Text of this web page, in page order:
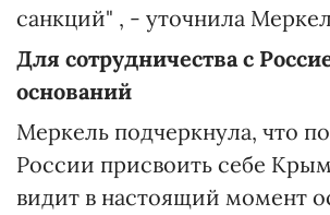
санкций" , - уточнила
Для сотрудничества с
оснований
Меркель подчеркнула, что
России присвоить себе
видит в настоящий момент